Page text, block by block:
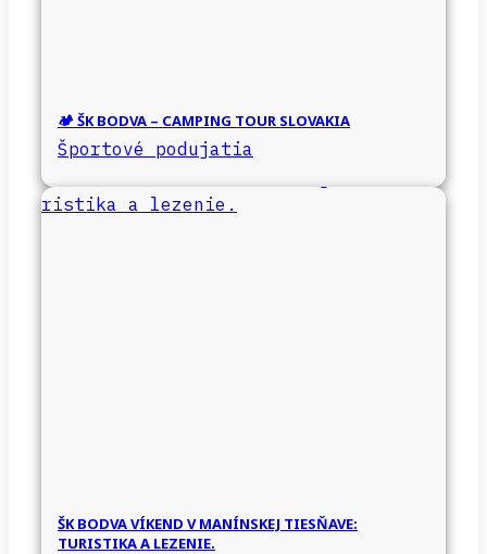
🏕️ ŠK BODVA – CAMPING TOUR SLOVAKIA
Športové podujatia
ŠK BODVA VÍKEND V MANÍNSKEJ TIESŇAVE:
TURISTIKA A LEZENIE.